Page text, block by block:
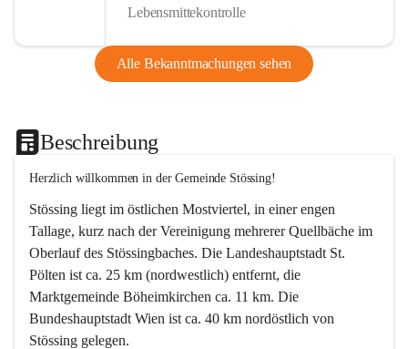
Lebensmittekontrolle
Alle Bekanntmachungen sehen
Beschreibung
Herzlich willkommen in der Gemeinde Stössing!
Stössing liegt im östlichen Mostviertel, in einer engen
Tallage, kurz nach der Vereinigung mehrerer Quellbäche im
Oberlauf des Stössingbaches. Die Landeshauptstadt St.
Pölten ist ca. 25 km (nordwestlich) entfernt, die
Marktgemeinde Böheimkirchen ca. 11 km. Die
Bundeshauptstadt Wien ist ca. 40 km nordöstlich von
Stössing gelegen.